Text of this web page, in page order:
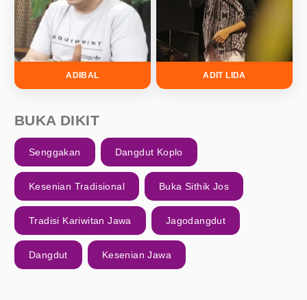
ADIBAL ADIT LIDA
BUKA DIKIT
Senggakan Dangdut Koplo
Kesenian Tradisional Buka Sithik Jos
Tradisi Kariwitan Jawa Jagodangdut
Dangdut Kesenian Jawa